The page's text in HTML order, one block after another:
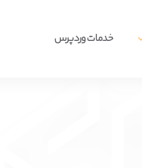
خدمات وردپرس